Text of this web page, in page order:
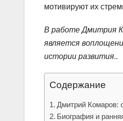
мотивируют их
В работе Дмитрия
является
истории развития..
Содержание
Дмитрий Комаров:
Биография и